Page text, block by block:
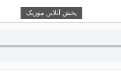
پخش آنلاین موزیک